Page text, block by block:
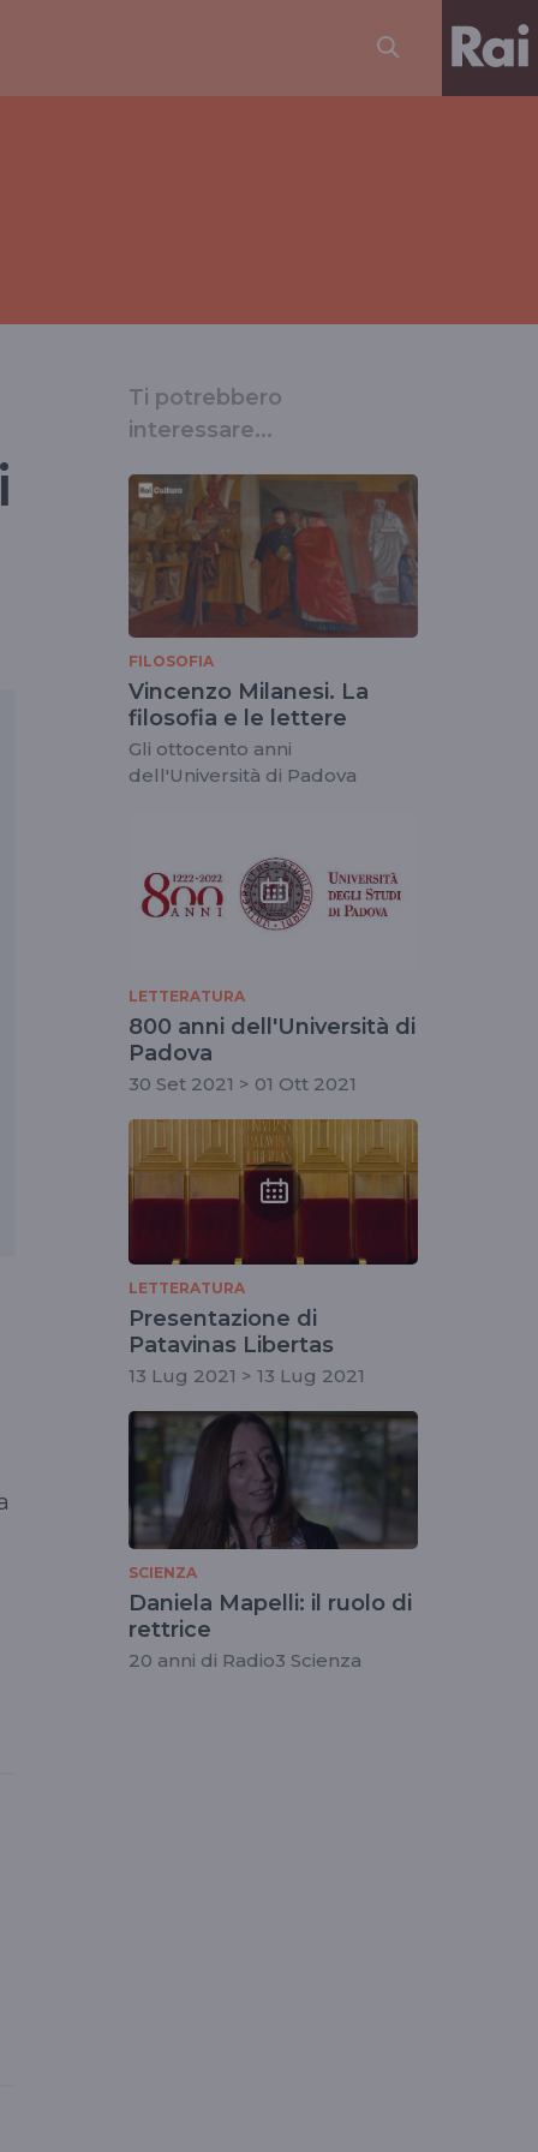
Ti potrebbero
interessare...
FILOSOFIA
Vincenzo Milanesi. La
filosofia e le lettere
Gli ottocento anni
dell'Università di Padova
LETTERATURA
800 anni dell'Università di
Padova
30 Set 2021 > 01 Ott 2021
LETTERATURA
Presentazione di
Patavinas Libertas
13 Lug 2021 > 13 Lug 2021
SCIENZA
Daniela Mapelli: il ruolo di
rettrice
20 anni di Radio3 Scienza